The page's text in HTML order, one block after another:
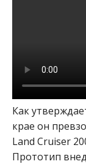
Как
крае он
Land Cruiser
Прототип